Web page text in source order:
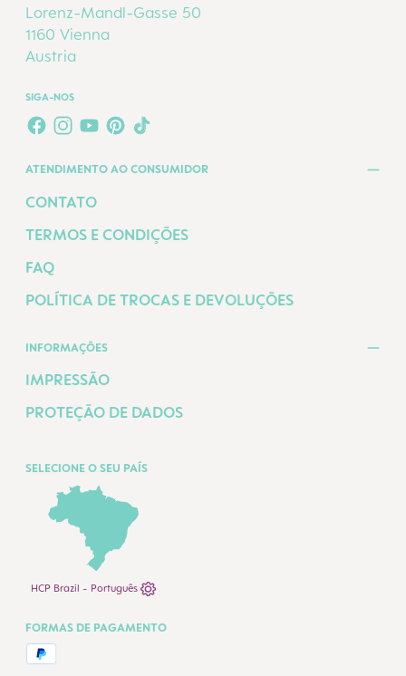
Lorenz-Mandl-Gasse 50
1160 Vienna
Austria
SIGA-NOS
FACEBOOK
INSTAGRAM
YOUTUBE
PINTEREST
TIKTOK
ATENDIMENTO AO CONSUMIDOR
CONTATO
TERMOS E CONDIÇÕES
FAQ
POLÍTICA DE TROCAS E DEVOLUÇÕES
INFORMAÇÕES
IMPRESSÃO
PROTEÇÃO DE DADOS
SELECIONE O SEU PAÍS
HCP Brazil - Português
FORMAS DE PAGAMENTO